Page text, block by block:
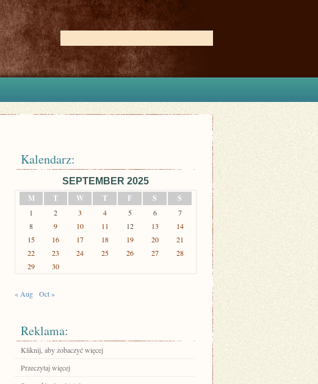
Kalendarz:
SEPTEMBER 2025
M
T W T F S S
1 2 3 4 5 6
7
8
9 10 11 12 13
14
15
16 17 18 19 20
21
22
23 24 25 26 27
28
29
30
« Aug Oct »
Reklama:
Kliknij, aby zobaczyć więcej
Przeczytaj więcej